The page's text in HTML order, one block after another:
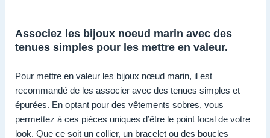
Associez les bijoux noeud marin avec des
tenues simples pour les mettre en valeur.
Pour mettre en valeur les bijoux nœud marin, il est
recommandé de les associer avec des tenues simples et
épurées. En optant pour des vêtements sobres, vous
permettez à ces pièces uniques d’être le point focal de votre
look. Que ce soit un collier, un bracelet ou des boucles